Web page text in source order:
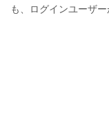
も、ログインユーザー